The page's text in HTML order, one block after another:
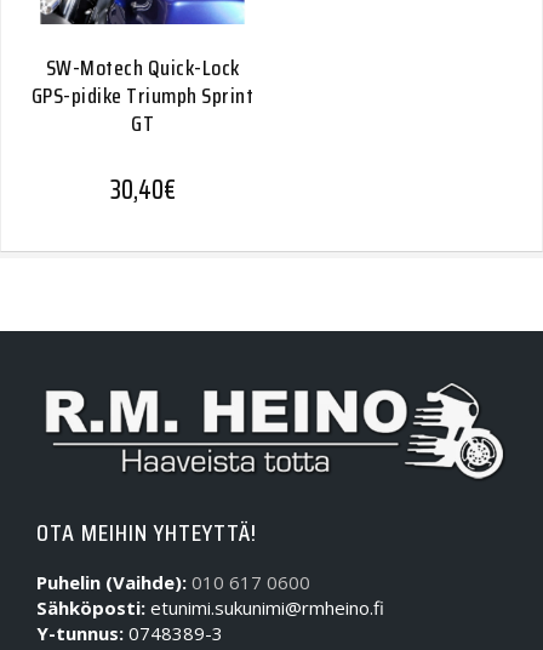
SW-Motech Quick-Lock
GPS-pidike Triumph Sprint
GT
30,40€
OTA MEIHIN YHTEYTTÄ!
Puhelin (Vaihde): 010 617 0600
Sähköposti: etunimi.sukunimi@rmheino.fi
Y-tunnus: 0748389-3